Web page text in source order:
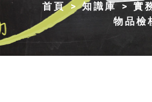
首頁 知識庫
實
物品檢